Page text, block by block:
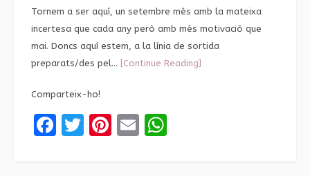
Tornem a ser aquí, un setembre més amb la mateixa
incertesa que cada any però amb més motivació que
mai. Doncs aquí estem, a la línia de sortida
preparats/des pel… [Continue Reading]
Comparteix-ho!
Facebook
Twitter
Pinterest
Email